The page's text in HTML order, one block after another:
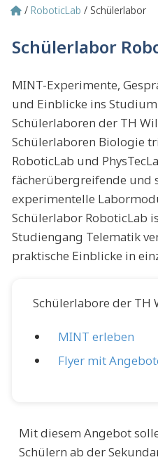
Pfadnavigation
RoboticLab Schülerlabor
Schülerlabor
MINT-Experimente,
und Einblicke ins
Schülerlaboren der TH
Schülerlaboren Biologie
RoboticLab und
fächerübergreifende und
experimentelle
Schülerlabor RoboticLab
Studiengang Telematik
praktische Einblicke in
Schülerlabore der TH
MINT erleben
Flyer mit
Mit diesem Angebot
Schülern ab der